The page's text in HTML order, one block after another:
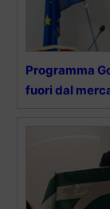
Programma
fuori dal